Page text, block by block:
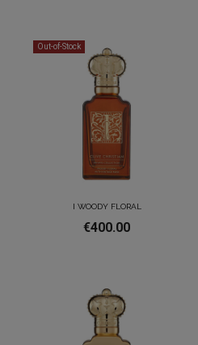
Out-of-Stock
I WOODY FLORAL
€400.00